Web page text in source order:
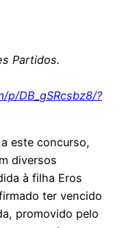
Partidos.
p/DB_gSRcsbz8/?
este concurso,
diversos
à filha Eros
ter vencido
promovido pelo